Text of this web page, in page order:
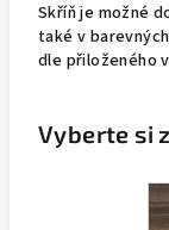
Skříň je možné
také v
dle přiloženého
Vyberte si